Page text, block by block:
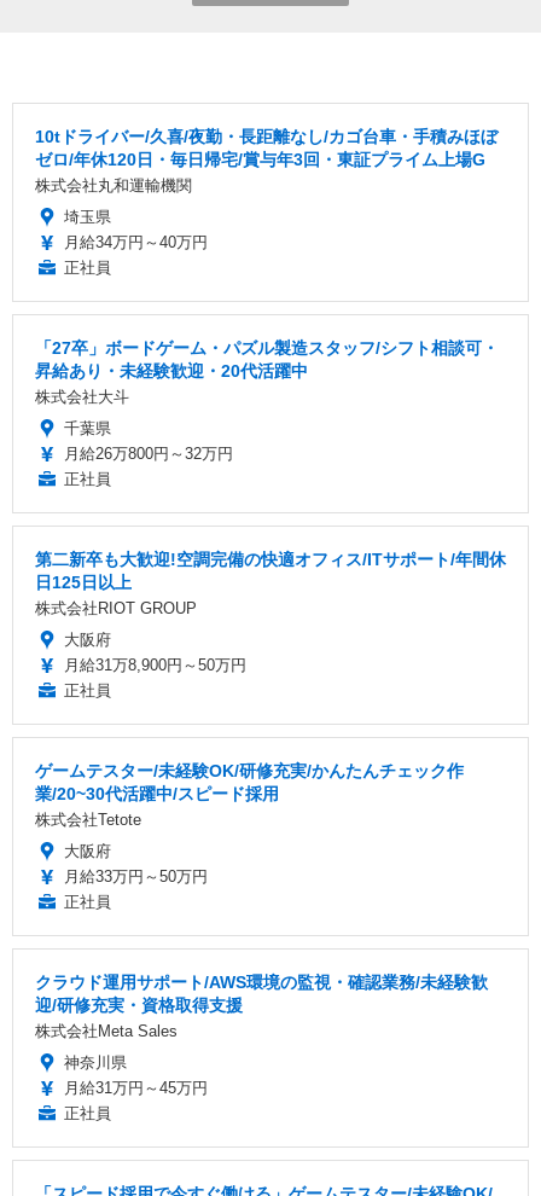
10tドライバー/久喜/夜勤・長距離なし/カゴ台車・手積みほぼ
ゼロ/年休120日・毎日帰宅/賞与年3回・東証プライム上場G
株式会社丸和運輸機関
埼玉県
月給34万円～40万円
正社員
「27卒」ボードゲーム・パズル製造スタッフ/シフト相談可・
昇給あり・未経験歓迎・20代活躍中
株式会社大斗
千葉県
月給26万800円～32万円
正社員
第二新卒も大歓迎!空調完備の快適オフィス/ITサポート/年間休
日125日以上
株式会社RIOT GROUP
大阪府
月給31万8,900円～50万円
正社員
ゲームテスター/未経験OK/研修充実/かんたんチェック作
業/20~30代活躍中/スピード採用
株式会社Tetote
大阪府
月給33万円～50万円
正社員
クラウド運用サポート/AWS環境の監視・確認業務/未経験歓
迎/研修充実・資格取得支援
株式会社Meta Sales
神奈川県
月給31万円～45万円
正社員